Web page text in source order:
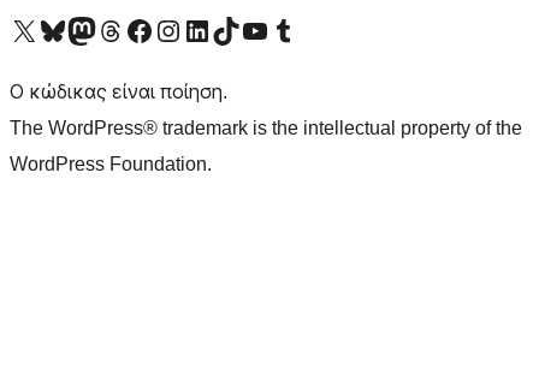
Visit our X (formerly Twitter) account
Visit our Bluesky account
Επισκεφθείτε τον λογαριασμό μας στο Mastodon
Visit our Threads account
Επισκεφτείτε τη σελίδα μας στο Facebook
Επισκεφθείτε τον λογαριασμό μας Instagram
Επισκεφθείτε τον λογαριασμό μας LinkedIn
Visit our TikTok account
Visit our YouTube channel
Visit our Tumblr account
Ο κώδικας είναι ποίηση.
The WordPress® trademark is the intellectual property of the
WordPress Foundation.